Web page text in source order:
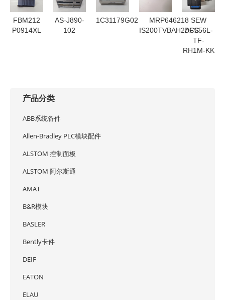
FBM212
P0914XL
AS-J890-
102
1C31179G02
MRP646218
IS200TVBAH2ACC
SEW
DFS56L-
TF-
RH1M-KK
产品分类
ABB系统备件
Allen-Bradley PLC模块配件
ALSTOM 控制面板
ALSTOM 阿尔斯通
AMAT
B&R模块
BASLER
Bently卡件
DEIF
EATON
ELAU